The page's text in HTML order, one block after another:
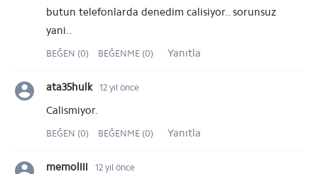
butun telefonlarda denedim calisiyor.. sorunsuz
yani..
BEĞEN (0) BEĞENME (0) Yanıtla
ata35hulk 12 yıl önce
Calismiyor.
BEĞEN (0) BEĞENME (0) Yanıtla
memoliii 12 yıl önce